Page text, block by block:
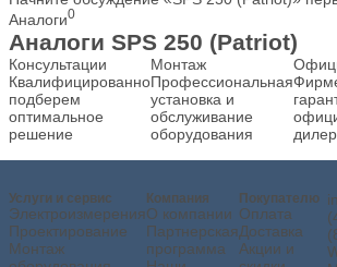
Аналоги0
Аналоги SPS 250 (Patriot)
Консультации
Квалифицированно
подберем
оптимальное
решение
Монтаж
Профессиональная
установка и
обслуживание
оборудования
Услуги и сервис
Электроизмерения
Проектирование
Монтаж
Компания
О компании
Партнерская
программа
Покупателю
Оплата
Доставка
Акции и